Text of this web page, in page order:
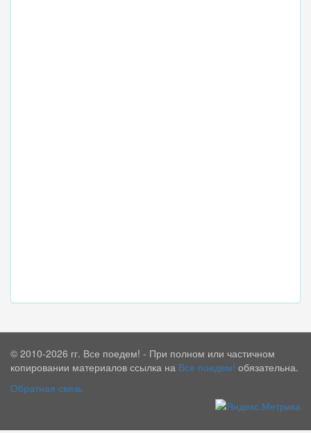
© 2010-2026 гг. Все поедем! - При полном или частичном
копировании материалов ссылка на Все поедем! обязательна.
Обратная связь